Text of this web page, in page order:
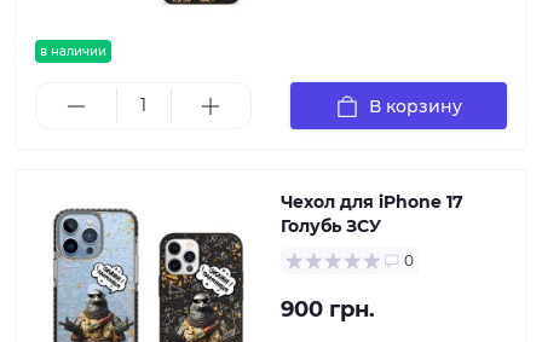
в наличии
В корзину
Чехол для iPhone 17
Голубь ЗСУ
0
900 грн.